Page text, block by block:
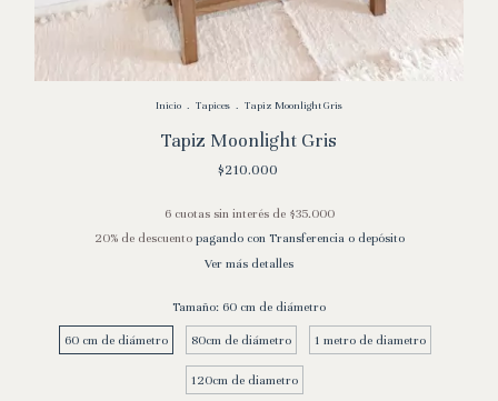
Inicio . Tapices . Tapiz Moonlight Gris
Tapiz Moonlight Gris
$210.000
6 cuotas sin interés de $35.000
20% de descuentopagando con Transferencia o depósito
Ver más detalles
Tamaño: 60 cm de diámetro
60 cm de diámetro 80cm de diámetro 1 metro de diametro
120cm de diametro